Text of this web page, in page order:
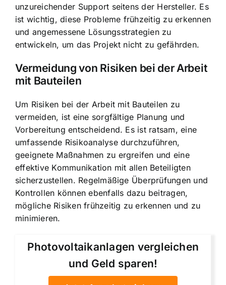
unzureichender Support seitens der Hersteller. Es
ist wichtig, diese Probleme frühzeitig zu erkennen
und angemessene Lösungsstrategien zu
entwickeln, um das Projekt nicht zu gefährden.
Vermeidung von Risiken bei der Arbeit
mit Bauteilen
Um Risiken bei der Arbeit mit Bauteilen zu
vermeiden, ist eine sorgfältige Planung und
Vorbereitung entscheidend. Es ist ratsam, eine
umfassende Risikoanalyse durchzuführen,
geeignete Maßnahmen zu ergreifen und eine
effektive Kommunikation mit allen Beteiligten
sicherzustellen. Regelmäßige Überprüfungen und
Kontrollen können ebenfalls dazu beitragen,
mögliche Risiken frühzeitig zu erkennen und zu
minimieren.
Photovoltaikanlagen vergleichen
und Geld sparen!